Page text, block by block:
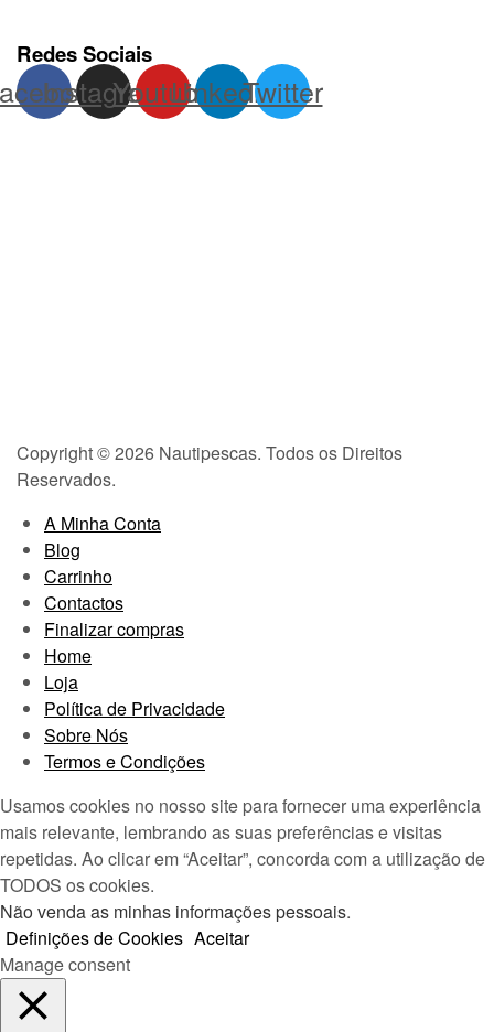
Redes Sociais
InstagramYoutubeLinkedinTwitter
Copyright © 2026 Nautipescas. Todos os Direitos
Reservados.
A Minha Conta
Blog
Carrinho
Contactos
Finalizar compras
Home
Loja
Política de Privacidade
Sobre Nós
Termos e Condições
Usamos cookies no nosso site para fornecer uma experiência
mais relevante, lembrando as suas preferências e visitas
repetidas. Ao clicar em “Aceitar”, concorda com a utilização de
TODOS os cookies.
Não venda as minhas informações pessoais.
Definições de Cookies Aceitar
Manage consent